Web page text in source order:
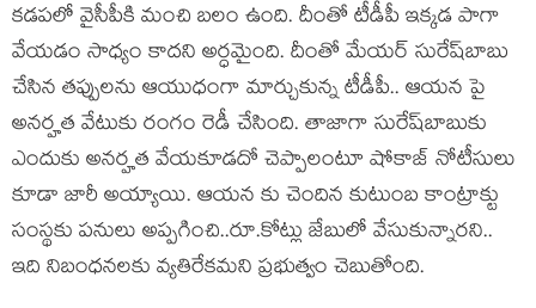
క‌డ‌ప‌లో వైసీపీకి మంచి బ‌లం ఉంది. దీంతో టీడీపీ ఇక్క‌డ పాగా
వేయ‌డం సాధ్యం కాద‌ని అర్ధ‌మైంది. దీంతో మేయ‌ర్ సురేష్‌బాబు
చేసిన త‌ప్పుల‌ను ఆయుధంగా మార్చుకున్న టీడీపీ.. ఆయ‌న పై
అన‌ర్హ‌త వేటుకు రంగం రెడీ చేసింది. తాజాగా సురేష్‌బాబుకు
ఎందుకు అన‌ర్హ‌త వేయ‌కూడ‌దో చెప్పాలంటూ షోకాజ్ నోటీసులు
కూడా జారీ అయ్యాయి. ఆయ‌న కు చెందిన కుటుంబ కాంట్రాక్టు
సంస్థ‌కు ప‌నులు అప్ప‌గించి..రూ.కోట్లు జేబులో వేసుకున్నార‌ని..
ఇది నిబంధ‌న‌ల‌కు వ్య‌తిరేక‌మ‌ని ప్ర‌భుత్వం చెబుతోంది.